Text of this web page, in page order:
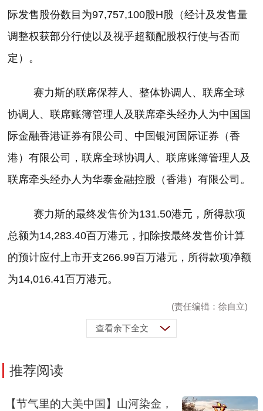
际发售股份数目为97,757,100股H股（经计及发售量
调整权获部分行使以及视乎超额配股权行使与否而
定）。
赛力斯的联席保荐人、整体协调人、联席全球
协调人、联席账簿管理人及联席牵头经办人为中国国
际金融香港证券有限公司、中国银河国际证券（香
港）有限公司，联席全球协调人、联席账簿管理人及
联席牵头经办人为华泰金融控股（香港）有限公司。
赛力斯的最终发售价为131.50港元，所得款项
总额为14,283.40百万港元，扣除按最终发售价计算
的预计应付上市开支266.99百万港元，所得款项净额
为14,016.41百万港元。
(责任编辑：徐自立)
查看余下全文
推荐阅读
【节气里的大美中国】山河染金，